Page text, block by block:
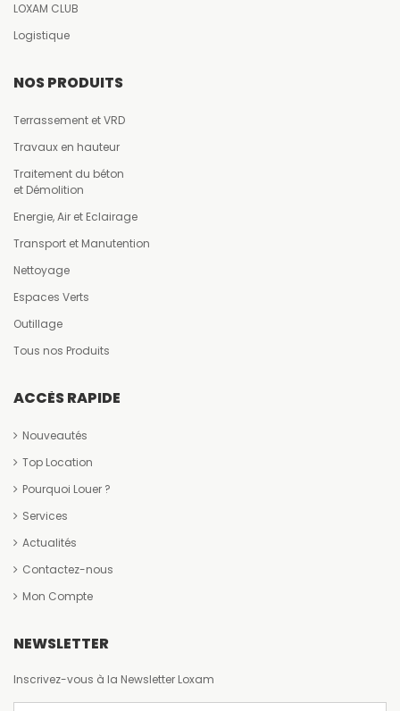
LOXAM CLUB
Logistique
NOS PRODUITS
Terrassement et VRD
Travaux en hauteur
Traitement du béton
et Démolition
Energie, Air et Eclairage
Transport et Manutention
Nettoyage
Espaces Verts
Outillage
Tous nos Produits
ACCÈS RAPIDE
Nouveautés
Top Location
Pourquoi Louer ?
Services
Actualités
Contactez-nous
Mon Compte
NEWSLETTER
Inscrivez-vous à la Newsletter Loxam